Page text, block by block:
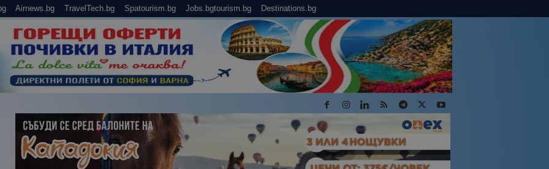
Airnews.bg TravelTech.bg Spatourism.bg Jobs.bgtourism.bg Destinations.bg